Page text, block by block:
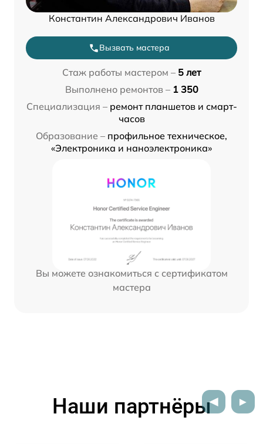
Константин Александрович Иванов
Вызвать мастера
Стаж работы мастером – 5 лет
Выполнено ремонтов – 1 350
Специализация – ремонт планшетов и смарт-
часов
Образование – профильное техническое,
«Электроника и наноэлектроника»
Вы можете ознакомиться с сертификатом
мастера
Наши партнёры